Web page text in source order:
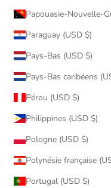
Papouasie-Nouvelle-
Paraguay (USD $)
Pays-Bas (USD $)
Pays-Bas caribéens
Pérou (USD $)
Philippines (USD $)
Pologne (USD $)
Polynésie française
Portugal (USD $)